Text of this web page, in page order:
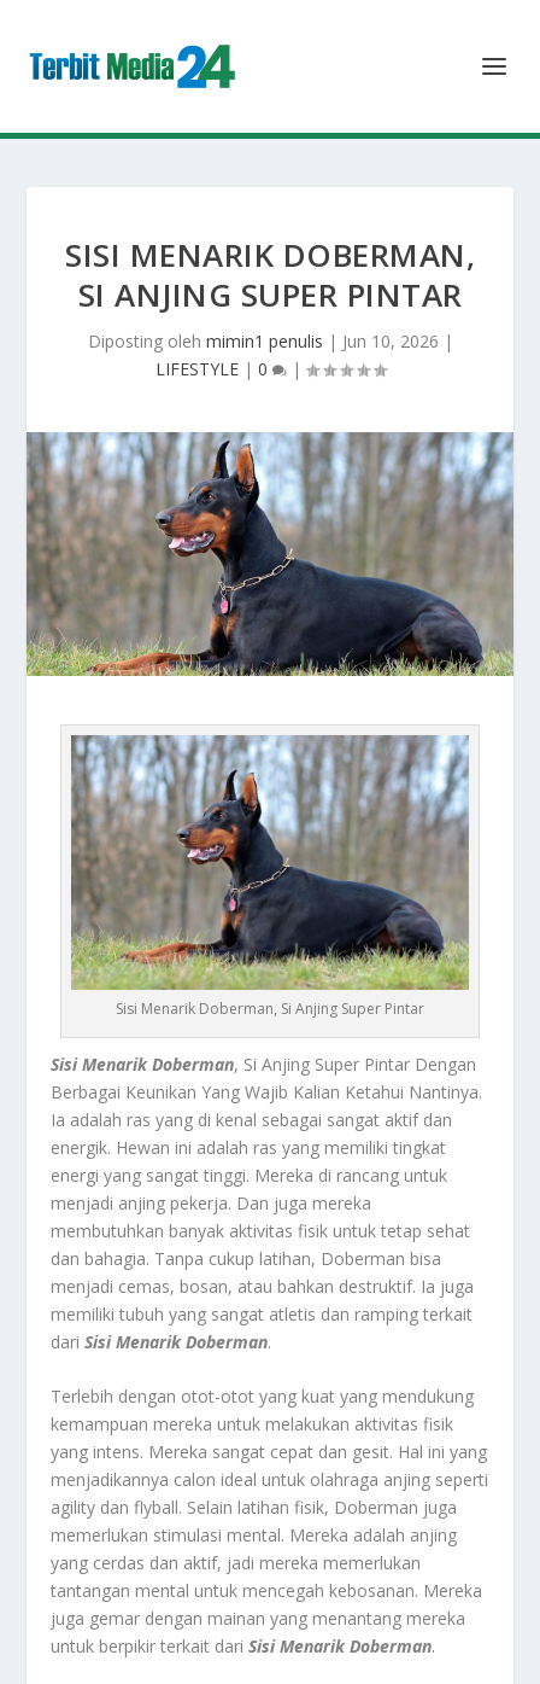
SISI MENARIK DOBERMAN,
SI ANJING SUPER PINTAR
Diposting oleh mimin1 penulis | Jun 10, 2026 |
LIFESTYLE| 0 |
Sisi Menarik Doberman, Si Anjing Super Pintar
Sisi Menarik Doberman, Si Anjing Super Pintar Dengan
Berbagai Keunikan Yang Wajib Kalian Ketahui Nantinya.
Ia adalah ras yang di kenal sebagai sangat aktif dan
energik. Hewan ini adalah ras yang memiliki tingkat
energi yang sangat tinggi. Mereka di rancang untuk
menjadi anjing pekerja. Dan juga mereka
membutuhkan banyak aktivitas fisik untuk tetap sehat
dan bahagia. Tanpa cukup latihan, Doberman bisa
menjadi cemas, bosan, atau bahkan destruktif. Ia juga
memiliki tubuh yang sangat atletis dan ramping terkait
dariSisi Menarik Doberman.
Terlebih dengan otot-otot yang kuat yang mendukung
kemampuan mereka untuk melakukan aktivitas fisik
yang intens. Mereka sangat cepat dan gesit. Hal ini yang
menjadikannya calon ideal untuk olahraga anjing seperti
agility dan flyball. Selain latihan fisik, Doberman juga
memerlukan stimulasi mental. Mereka adalah anjing
yang cerdas dan aktif, jadi mereka memerlukan
tantangan mental untuk mencegah kebosanan. Mereka
juga gemar dengan mainan yang menantang mereka
untuk berpikir terkait dariSisi Menarik Doberman.